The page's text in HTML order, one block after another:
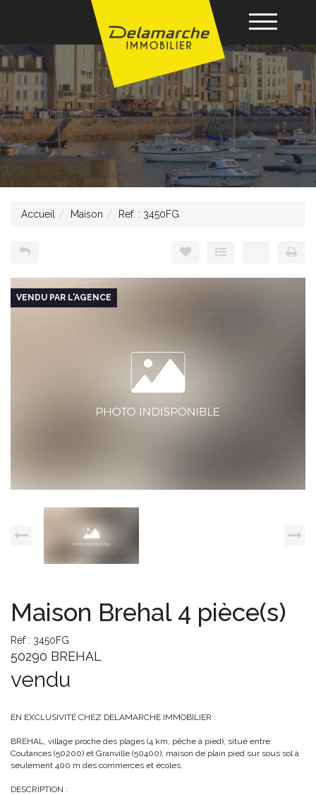
Acheter
Louer
Vendre
Gérance
Nos agences
Accueil Maison Ref. : 3450FG
VENDU PAR L'AGENCE
Maison Brehal 4 pièce(s)
Réf : 3450FG
50290 BREHAL
vendu
EN EXCLUSIVITÉ CHEZ DELAMARCHE IMMOBILIER :
BREHAL, village proche des plages (4 km, pêche à pied), situé entre
Coutances (50200) et Granville (50400), maison de plain pied sur sous sol à
seulement 400 m des commerces et écoles.
DESCRIPTION :